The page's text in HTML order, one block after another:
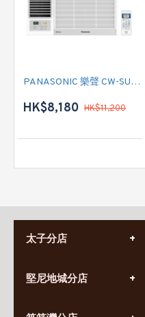
PANASONIC 樂聲 CW-SUL180BA 二匹 變頻淨冷窗口式冷氣機 (左出風) (附遙控)
HK$8,180 HK$11,200
太子分店
營業時間:
堅尼地城分店